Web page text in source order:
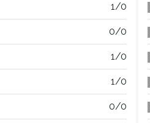
1/0
0/0
1/0
1/0
0/0